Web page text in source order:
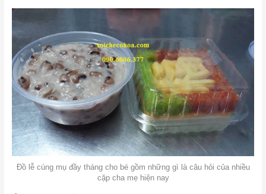
Đồ lễ cúng mụ đầy tháng cho bé gồm những gì là câu hỏi của nhiều
cặp cha mẹ hiện nay